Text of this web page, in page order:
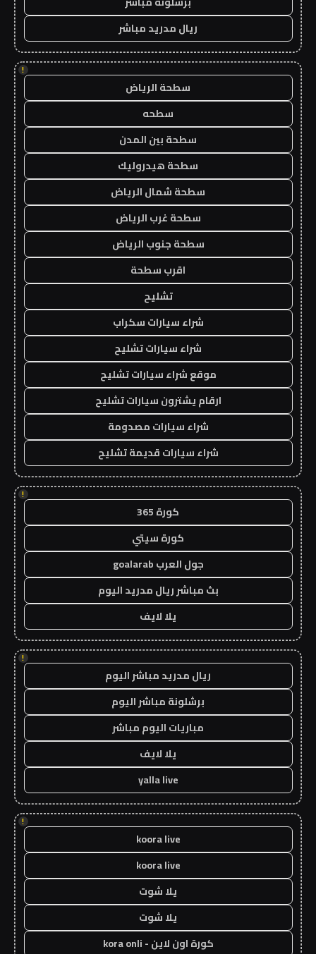
ريال مدريد مباشر
!
سطحة الرياض
سطحه
سطحة بين المدن
سطحة هيدروليك
سطحة شمال الرياض
سطحة غرب الرياض
سطحة جنوب الرياض
اقرب سطحة
تشليح
شراء سيارات سكراب
شراء سيارات تشليح
موقع شراء سيارات تشليح
ارقام يشترون سيارات تشليح
شراء سيارات مصدومة
شراء سيارات قديمة تشليح
!
كورة 365
كورة سيتي
جول العرب goalarab
بث مباشر ريال مدريد اليوم
يلا لايف
!
ريال مدريد مباشر اليوم
برشلونة مباشر اليوم
مباريات اليوم مباشر
يلا لايف
yalla live
!
koora live
koora live
يلا شوت
يلا شوت
كورة اون لاين - kora onli